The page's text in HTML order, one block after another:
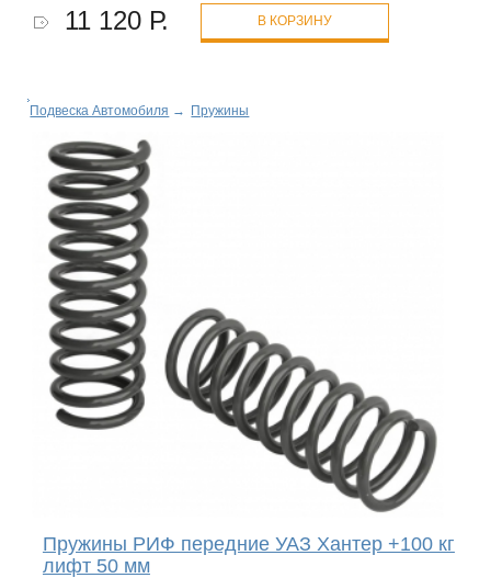
11 120 Р. В КОРЗИНУ
Подвеска Автомобиля → Пружины
Пружины РИФ передние УАЗ Хантер +100 кг
лифт 50 мм